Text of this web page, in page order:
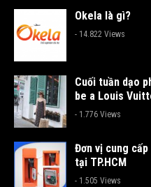
Okela là gì?
- 14.822 Views
Cuối tuần dạo
be a Louis
- 1.776 Views
Đơn vị cung
tại TP.HCM
- 1.505 Views